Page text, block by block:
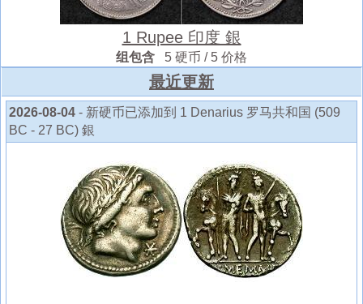
1 Rupee 印度 銀
组包含 5 硬币 / 5 价格
最近更新
2026-08-04 - 新硬币已添加到 1 Denarius 罗马共和国 (509
BC - 27 BC) 銀